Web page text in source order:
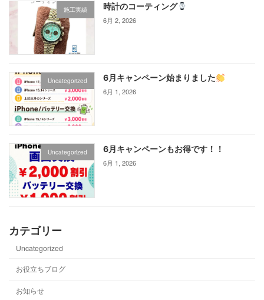
施工実績 時計のコーティング
6月 2, 2026
Uncategorized 6月キャンペーン始まりました
6月 1, 2026
Uncategorized 6月キャンペーンもお得です！！
6月 1, 2026
カテゴリー
Uncategorized
お役立ちブログ
お知らせ